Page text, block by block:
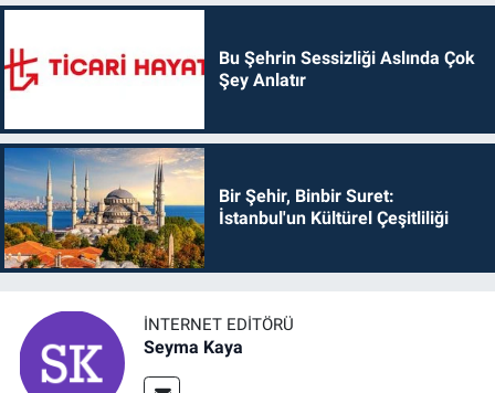
Bu Şehrin Sessizliği Aslında Çok
Şey Anlatır
Bir Şehir, Binbir Suret:
İstanbul'un Kültürel Çeşitliliği
İNTERNET EDITÖRÜ
Seyma Kaya